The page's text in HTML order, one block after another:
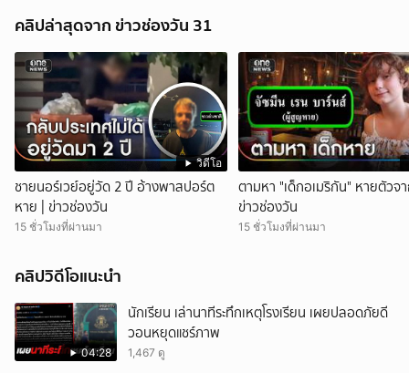
คลิปล่าสุดจาก ข่าวช่องวัน 31
วิดีโอ
ชายนอร์เวย์อยู่วัด 2 ปี อ้างพาสปอร์ต
หาย | ข่าวช่องวัน
15 ชั่วโมงที่ผ่านมา
ตามหา "เด็กอเมริกัน" หายตัวจ
ข่าวช่องวัน
15 ชั่วโมงที่ผ่านมา
คลิปวิดีโอแนะนำ
04:28
นักเรียน เล่านาทีระทึกเหตุโรงเรียน เผยปลอดภัยดี
วอนหยุดแชร์ภาพ
1,467 ดู